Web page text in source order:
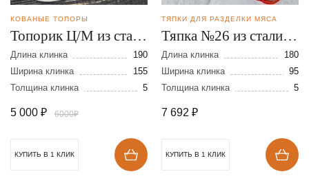
КОВАНЫЕ ТОПОРЫ
Топорик Ц/М из стали
AUS8
Длина клинка
190
Ширина клинка
155
Толщина клинка
5
5 000 ₽ 6000₽
КУПИТЬ В 1 КЛИК
ТЯПКИ ДЛЯ РАЗДЕЛКИ МЯСА
Тяпка №26 из стали
110Х18
Длина клинка
180
Ширина клинка
95
Толщина клинка
5
7 692 ₽
КУПИТЬ В 1 КЛИК